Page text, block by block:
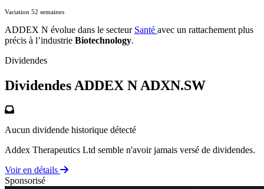
Variation 52 semaines
ADDEX N évolue dans le secteur Santé avec un rattachement plus
précis à l’industrie Biotechnology.
Dividendes
Dividendes ADDEX N ADXN.SW
Aucun dividende historique détecté
Addex Therapeutics Ltd semble n'avoir jamais versé de dividendes.
Voir en détails
Sponsorisé